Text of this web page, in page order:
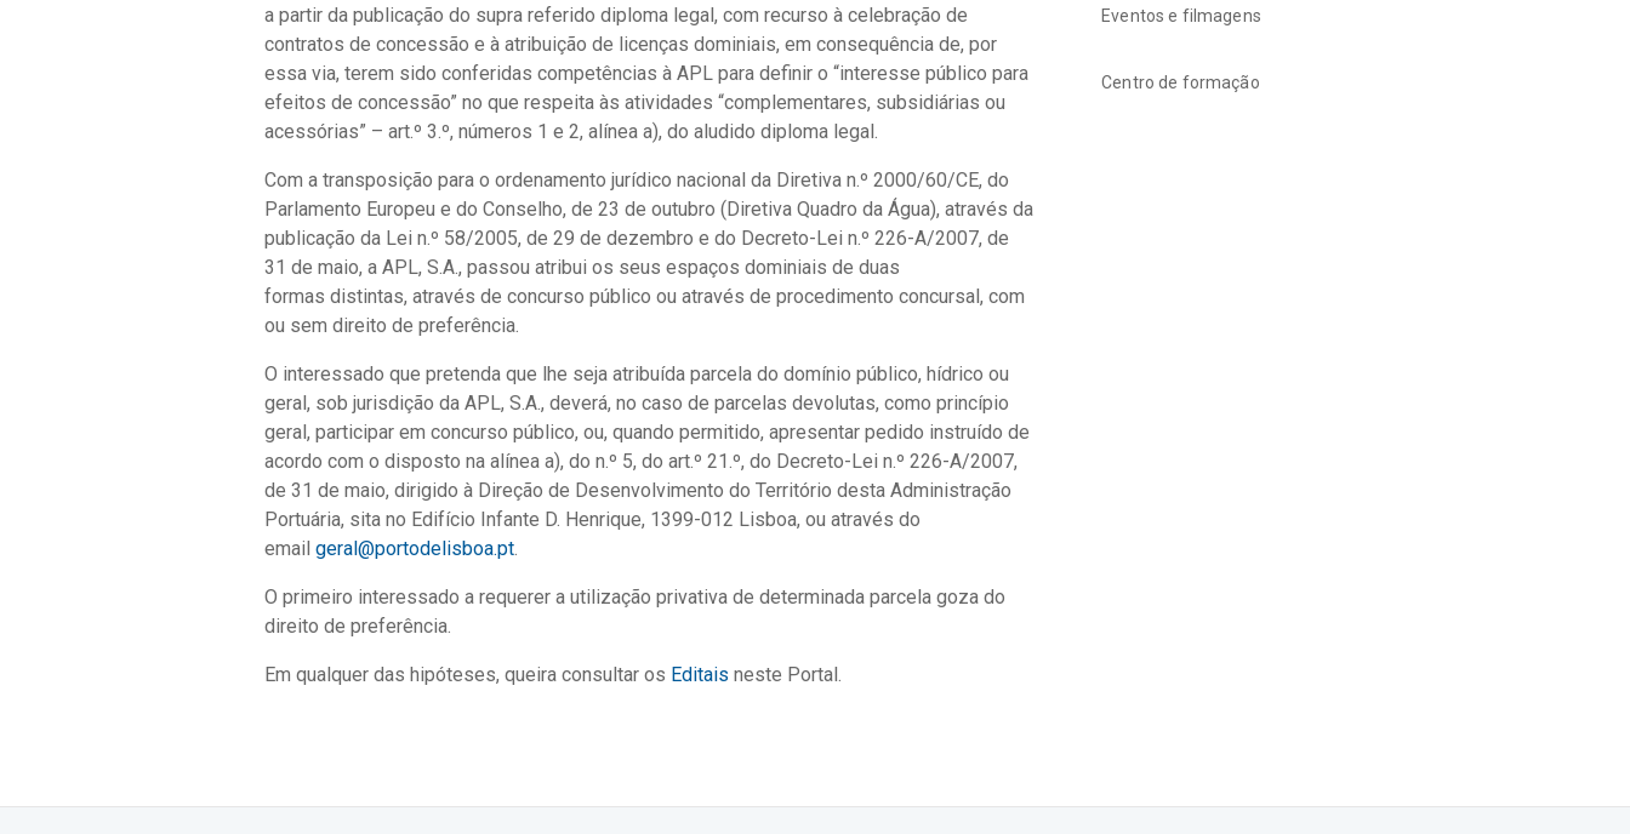
a partir da publicação do supra referido diploma legal, com recurso à celebração de
contratos de concessão e à atribuição de licenças dominiais, em consequência de, por
essa via, terem sido conferidas competências à APL para definir o “interesse público para
efeitos de concessão” no que respeita às atividades “complementares, subsidiárias ou
acessórias” – art.º 3.º, números 1 e 2, alínea a), do aludido diploma legal.
Com a transposição para o ordenamento jurídico nacional da Diretiva n.º 2000/60/CE, do
Parlamento Europeu e do Conselho, de 23 de outubro (Diretiva Quadro da Água), através da
publicação da Lei n.º 58/2005, de 29 de dezembro e do Decreto-Lei n.º 226-A/2007, de
31 de maio, a APL, S.A., passou atribui os seus espaços dominiais de duas
formas distintas, através de concurso público ou através de procedimento concursal, com
ou sem direito de preferência.
O interessado que pretenda que lhe seja atribuída parcela do domínio público, hídrico ou
geral, sob jurisdição da APL, S.A., deverá, no caso de parcelas devolutas, como princípio
geral, participar em concurso público, ou, quando permitido, apresentar pedido instruído de
acordo com o disposto na alínea a), do n.º 5, do art.º 21.º, do Decreto-Lei n.º 226-A/2007,
de 31 de maio, dirigido à Direção de Desenvolvimento do Território desta Administração
Portuária, sita no Edifício Infante D. Henrique, 1399-012 Lisboa, ou através do
email geral@portodelisboa.pt.
O primeiro interessado a requerer a utilização privativa de determinada parcela goza do
direito de preferência.
Em qualquer das hipóteses, queira consultar os Editais neste Portal.
Eventos e filmagens
Centro de formação